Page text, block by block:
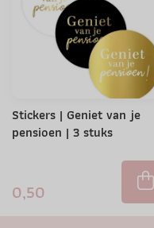
Stickers | Geniet van je
pensioen | 3 stuks
0,50